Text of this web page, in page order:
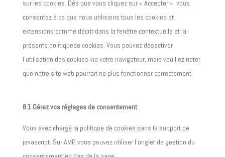
sur les cookies. Dès que vous cliquez sur « Accepter », vous
consentez à ce que nous utilisions tous les cookies et
extensions comme décrit dans la fenêtre contextuelle et la
présente politiquede cookies. Vous pouvez désactiver
l’utilisation des cookies via votre navigateur, mais veuillez noter
que notre site web pourrait ne plus fonctionner correctement.
8.1 Gérez vos réglages de consentement
Vous avez chargé la politique de cookies sans le support de
javascript. Sur AMP, vous pouvez utiliser l’onglet de gestion du